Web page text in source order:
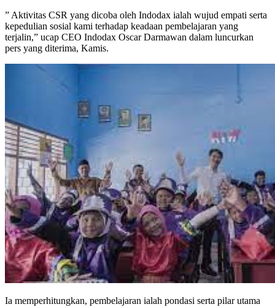
” Aktivitas CSR yang dicoba oleh Indodax ialah wujud empati serta
kepedulian sosial kami terhadap keadaan pembelajaran yang
terjalin,” ucap CEO Indodax Oscar Darmawan dalam luncurkan
pers yang diterima, Kamis.
Ia memperhitungkan, pembelajaran ialah pondasi serta pilar utama